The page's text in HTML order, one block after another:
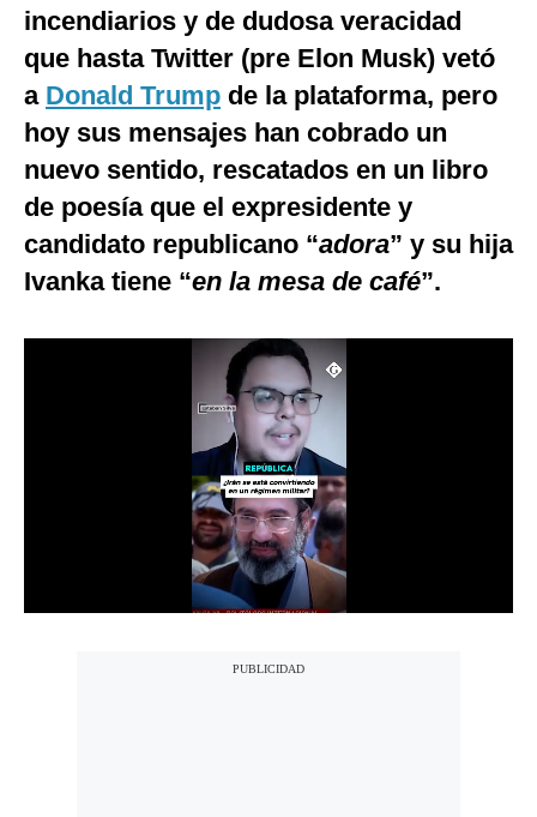
España
Internacional
Tecnología
Club del Suscriptor
Mix
G de Gestión
incendiarios y de dudosa veracidad
que hasta Twitter (pre Elon Musk) vetó
a Donald Trump de la plataforma, pero
hoy sus mensajes han cobrado un
nuevo sentido, rescatados en un libro
de poesía que el expresidente y
candidato republicano “adora” y su hija
Ivanka tiene “en la mesa de café”.